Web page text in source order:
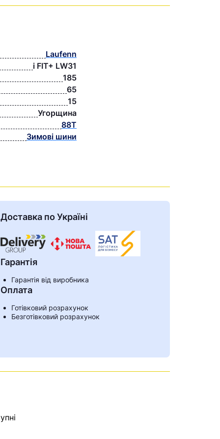
Laufenn
i FIT+ LW31
185
65
15
Угорщина
88T
Зимові шини
Доставка по Україні
Гарантія
Гарантія від виробника
Оплата
Готівковий розрахунок
Безготівковий розрахунок